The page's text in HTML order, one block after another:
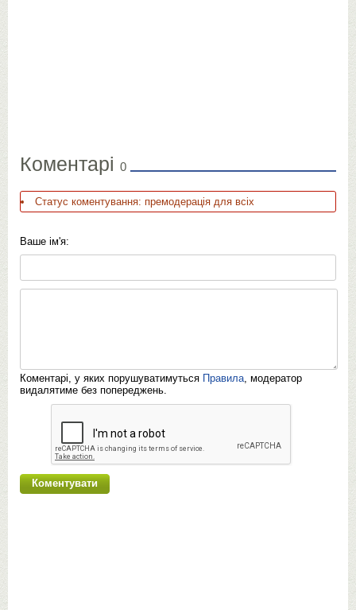
Коментарі 0
Статус коментування: премодерація для всіх
Ваше ім'я:
Коментарі, у яких порушуватимуться Правила, модератор
видалятиме без попереджень.